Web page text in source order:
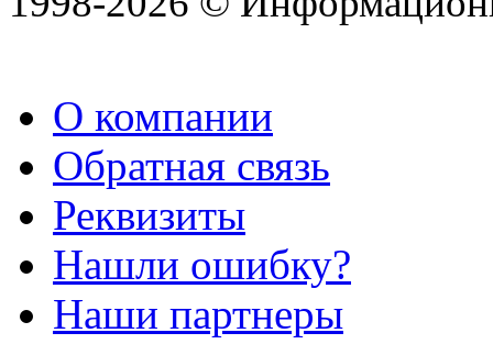
О компании
Обратная связь
Реквизиты
Нашли ошибку?
Наши партнеры